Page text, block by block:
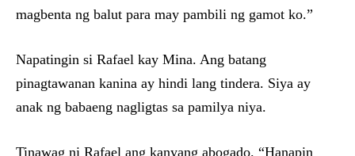
magbenta ng balut para may pambili ng gamot ko.”
Napatingin si Rafael kay Mina. Ang batang
pinagtawanan kanina ay hindi lang tindera. Siya ay
anak ng babaeng nagligtas sa pamilya niya.
Tinawag ni Rafael ang kanyang abogado. “Hanapin